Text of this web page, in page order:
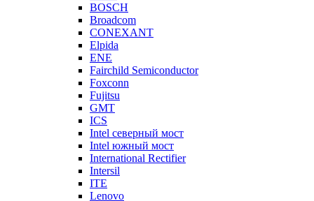
BOSCH
Broadcom
CONEXANT
Elpida
ENE
Fairchild Semiconductor
Foxconn
Fujitsu
GMT
ICS
Intel северный мост
Intel южный мост
International Rectifier
Intersil
ITE
Lenovo